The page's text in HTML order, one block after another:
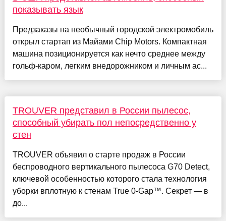
показывать язык
Предзаказы на необычный городской электромобиль
открыл стартап из Майами Chip Motors. Компактная
машина позиционируется как нечто среднее между
гольф-каром, легким внедорожником и личным ас...
TROUVER представил в России пылесос,
способный убирать пол непосредственно у
стен
TROUVER объявил о старте продаж в России
беспроводного вертикального пылесоса G70 Detect,
ключевой особенностью которого стала технология
уборки вплотную к стенам True 0-Gap™. Секрет — в
до...